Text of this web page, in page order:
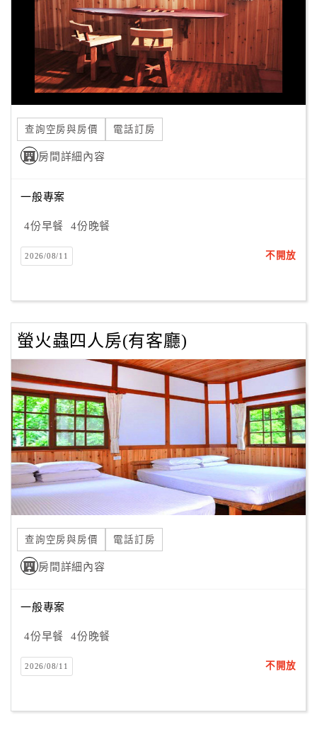
查詢空房與房價 電話訂房
房間詳細內容
一般專案
4份早餐 4份晚餐
2026/08/11 不開放
螢火蟲四人房(有客廳)
查詢空房與房價 電話訂房
房間詳細內容
一般專案
4份早餐 4份晚餐
2026/08/11 不開放